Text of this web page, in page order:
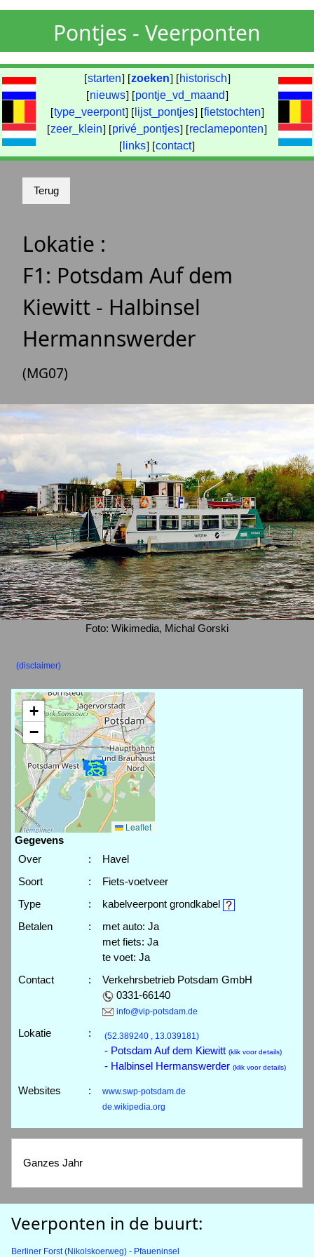
Pontjes - Veerponten
[starten] [zoeken] [ historisch]
[nieuws] [pontje_vd_maand]
[type_veerpont] [ lijst_pontjes] [fietstochten]
[zeer_klein] [privé_pontjes] [reclameponten]
[ links] [contact]
Lokatie :
F1: Potsdam Auf dem
Kiewitt - Halbinsel
Hermannswerder
(MG07)
Foto: Wikimedia, Michal Gorski
(disclaimer)
+
−
Leaflet
Gegevens
Over
:
Havel
Soort
:
Fiets-voetveer
Type
:
kabelveerpont grondkabel
Betalen
:
met auto: Ja
met fiets: Ja
te voet: Ja
Contact
:
Verkehrsbetrieb Potsdam GmbH
0331-66140
info@vip-potsdam.de
Lokatie : (52.389240 , 13.039181)
- Potsdam Auf dem Kiewitt (klik voor details)
- Halbinsel Hermanswerder (klik voor details)
Websites :
www.swp-potsdam.de
de.wikipedia.org
Ganzes Jahr
Veerponten in de buurt:
Berliner Forst (Nikolskoerweg) - Pfaueninsel